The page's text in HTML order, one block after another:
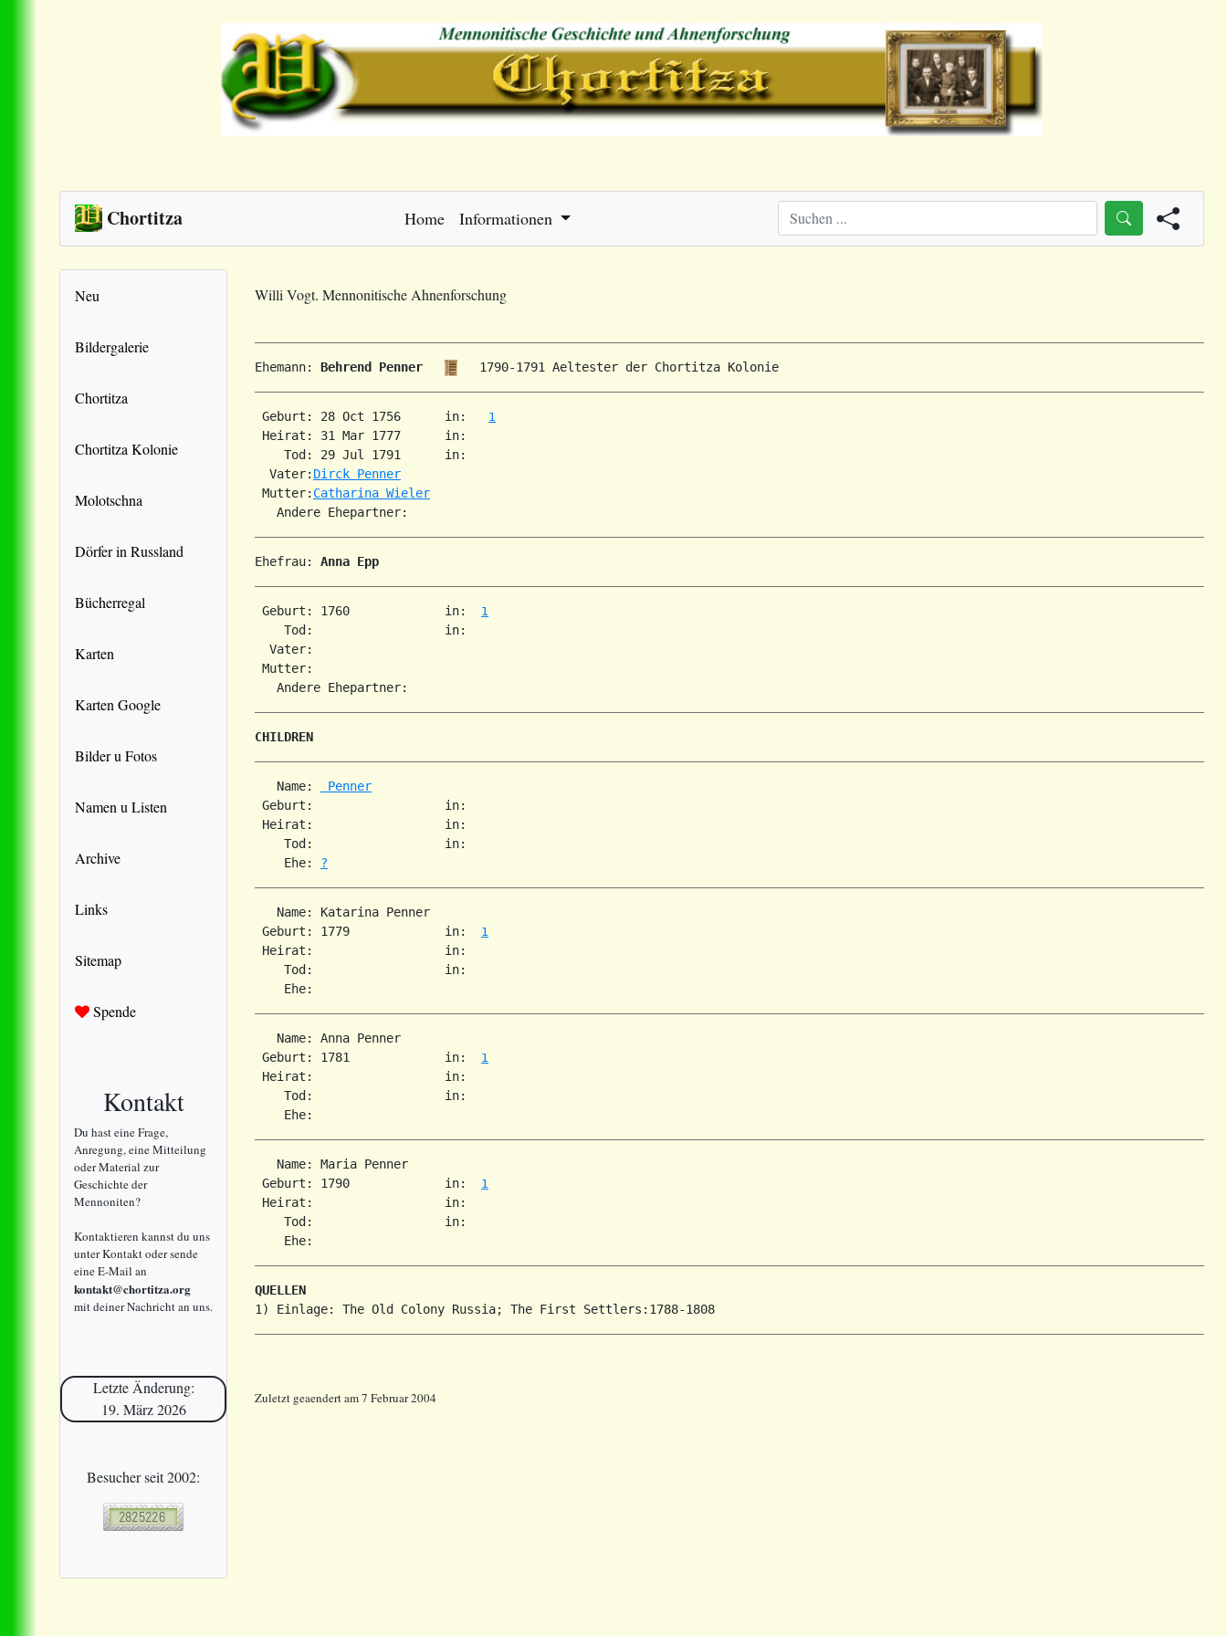
Chortitza Home Informationen
Neu
Bildergalerie
Chortitza
Chortitza Kolonie
Molotschna
Dörfer in Russland
Bücherregal
Karten
Karten Google
Bilder u Fotos
Namen u Listen
Archive
Links
Sitemap
Spende
Kontakt
Du hast eine Frage,
Anregung, eine Mitteilung
oder Material zur
Geschichte der
Mennoniten?
Kontaktieren kannst du uns
unter Kontakt oder sende
eine E-Mail an
kontakt@chortitza.org
mit deiner Nachricht an uns.
Letzte Änderung:
19. März 2026
Besucher seit 2002:
Willi Vogt. Mennonitische Ahnenforschung
Ehemann: Behrend Penner
Geburt: 28 Oct 1756      in: 1
Heirat: 31 Mar 1777      in:
    Tod: 29 Jul 1791      in:
  Vater:
Dirck Penner
Mutter: Catharina Wieler
Ehefrau: Anna Epp
Geburt: 1760             in: 1
    Tod:                  in:
  Vater:
Mutter:
CHILDREN
   Name:
Penner
Geburt:                  in:
Heirat:                  in:
    Tod:                  in:
    Ehe:
?
   Name: Katarina Penner
Geburt: 1779             in: 1
Heirat:                  in:
    Tod:                  in:
   Name: Anna Penner
Geburt: 1781             in: 1
Heirat:                  in:
    Tod:                  in:
   Name: Maria Penner
Geburt: 1790             in: 1
Heirat:                  in:
    Tod:                  in:
QUELLEN
Zuletzt geaendert am 7 Februar 2004